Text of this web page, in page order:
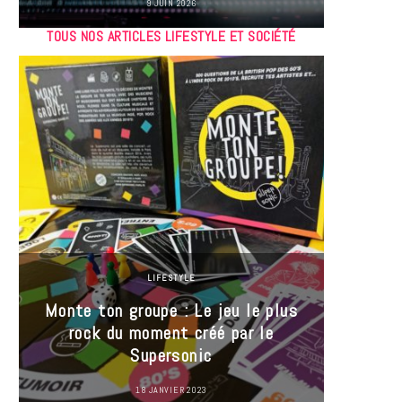
9 JUIN 2026
TOUS NOS ARTICLES LIFESTYLE ET SOCIÉTÉ
LIFESTYLE
Monte ton groupe : Le jeu le plus
rock du moment créé par le
Supersonic
18 JANVIER 2023